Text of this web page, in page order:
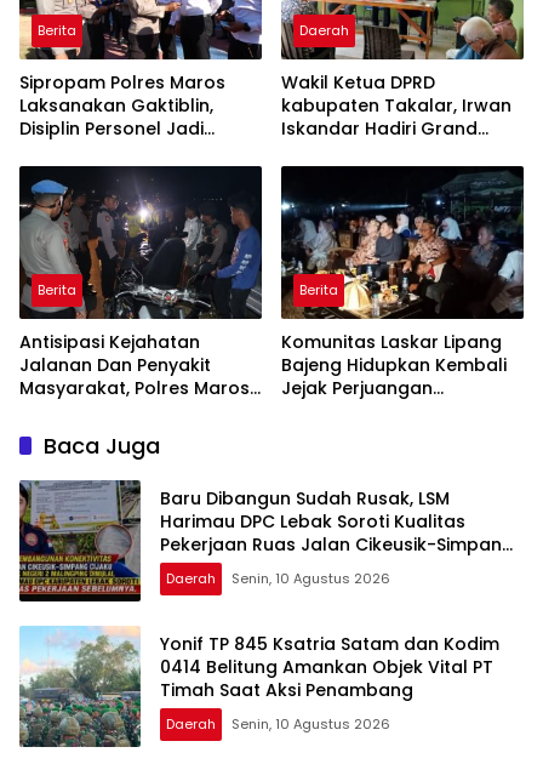
Berita
Sipropam Polres Maros
Laksanakan Gaktiblin,
Disiplin Personel Jadi
Daerah
Wakil Ketua DPRD
kabupaten Takalar, Irwan
Iskandar Hadiri Grand
Pertama di Takalar,
Melayani Terapis Gratis
untuk Pasien Dhuafa dan
umum.
Berita
Antisipasi Kejahatan
Jalanan Dan Penyakit
Masyarakat, Polres Maros
Kondusif
Berita
Komunitas Laskar Lipang
Bajeng Hidupkan Kembali
Jejak Perjuangan
Baca Juga
Baru Dibangun Sudah Rusak, LSM
Harimau DPC Lebak Soroti Kualitas
Pekerjaan Ruas Jalan Cikeusik-Simpang
Cijaku
Daerah Senin, 10 Agustus 2026
Yonif TP 845 Ksatria Satam dan Kodim
0414 Belitung Amankan Objek Vital PT
Timah Saat Aksi Penambang
Daerah Senin, 10 Agustus 2026